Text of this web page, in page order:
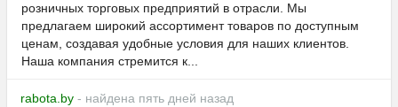
розничных торговых предприятий в отрасли. Мы
предлагаем широкий ассортимент товаров по доступным
ценам, создавая удобные условия для наших клиентов.
Наша компания стремится к...
rabota.by - найдена пять дней назад